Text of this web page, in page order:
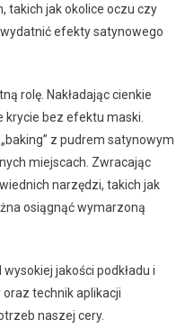
takich jak okolice oczu czy
efekty satynowego
rolę. Nakładając cienkie
bez efektu maski.
z pudrem satynowym
miejscach. Zwracając
narzędzi, takich jak
osiągnąć wymarzoną
wysokiej jakości podkładu i
technik aplikacji
naszej cery.